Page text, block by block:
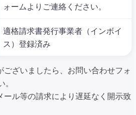
ォームよりご連絡ください。
適格請求書発行事業者（インボイ
ス）登録済み
ざいましたら、お問い合わせフォ
ル等の請求により遅延なく開示致